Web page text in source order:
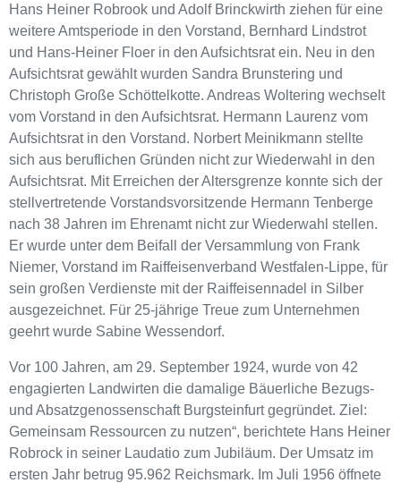
Hans Heiner Robrook und Adolf Brinckwirth ziehen für eine
weitere Amtsperiode in den Vorstand, Bernhard Lindstrot
und Hans-Heiner Floer in den Aufsichtsrat ein. Neu in den
Aufsichtsrat gewählt wurden Sandra Brunstering und
Christoph Große Schöttelkotte. Andreas Woltering wechselt
vom Vorstand in den Aufsichtsrat. Hermann Laurenz vom
Aufsichtsrat in den Vorstand. Norbert Meinikmann stellte
sich aus beruflichen Gründen nicht zur Wiederwahl in den
Aufsichtsrat. Mit Erreichen der Altersgrenze konnte sich der
stellvertretende Vorstandsvorsitzende Hermann Tenberge
nach 38 Jahren im Ehrenamt nicht zur Wiederwahl stellen.
Er wurde unter dem Beifall der Versammlung von Frank
Niemer, Vorstand im Raiffeisenverband Westfalen-Lippe, für
sein großen Verdienste mit der Raiffeisennadel in Silber
ausgezeichnet. Für 25-jährige Treue zum Unternehmen
geehrt wurde Sabine Wessendorf.
Vor 100 Jahren, am 29. September 1924, wurde von 42
engagierten Landwirten die damalige Bäuerliche Bezugs-
und Absatzgenossenschaft Burgsteinfurt gegründet. Ziel:
Gemeinsam Ressourcen zu nutzen“, berichtete Hans Heiner
Robrock in seiner Laudatio zum Jubiläum. Der Umsatz im
ersten Jahr betrug 95.962 Reichsmark. Im Juli 1956 öffnete